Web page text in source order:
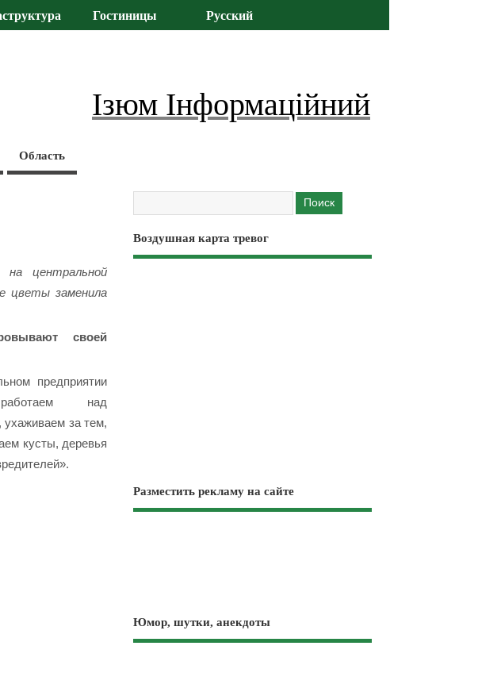
Гостиницы Русский
Ізюм Інформаційний
Область
центральной
цветы заменила
своей
предприятии
над
ухаживаем за тем,
кусты, деревья
Воздушная карта тревог
Разместить рекламу на сайте
Юмор, шутки, анекдоты